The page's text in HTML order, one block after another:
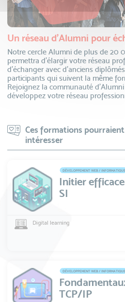
Un réseau d’Alumni pour
Notre cercle Alumni de plus de 20
permettra d’élargir votre réseau
d’échanger avec d’anciens
participants qui suivent la même
Rejoignez la communauté
développez votre réseau
Ces formations
intéresser
DÉVELOPPEMENT WEB / INFORMATIQUE
Initier
SI
Digital learning
DÉVELOPPEMENT WEB / INFORMATIQUE
TCP/IP